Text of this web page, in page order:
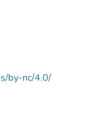
by-nc/4.0/